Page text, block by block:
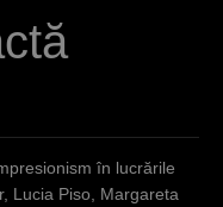
în lucrările
Lucia Piso, Margareta